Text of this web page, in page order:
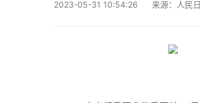
2023-05-31 10:54:26 来源：人民